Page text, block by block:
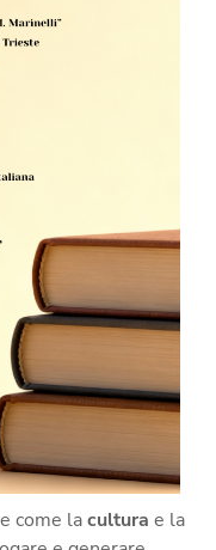
come lacultura e la